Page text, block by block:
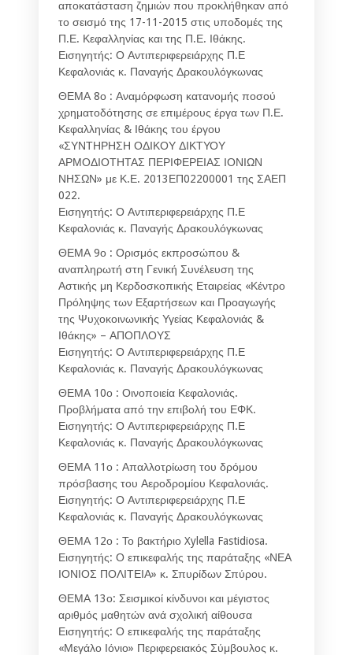
αποκατάσταση ζημιών που προκλήθηκαν από
το σεισμό της 17-11-2015 στις υποδομές της
Π.Ε. Κεφαλληνίας και της Π.Ε. Ιθάκης.
Εισηγητής: Ο Αντιπεριφερειάρχης Π.Ε
Κεφαλονιάς κ. Παναγής Δρακουλόγκωνας
ΘΕΜΑ 8ο : Αναμόρφωση κατανομής ποσού
χρηματοδότησης σε επιμέρους έργα των Π.Ε.
Κεφαλληνίας & Ιθάκης του έργου
«ΣΥΝΤΗΡΗΣΗ ΟΔΙΚΟΥ ΔΙΚΤΥΟΥ
ΑΡΜΟΔΙΟΤΗΤΑΣ ΠΕΡΙΦΕΡΕΙΑΣ ΙΟΝΙΩΝ
ΝΗΣΩΝ» με Κ.Ε. 2013ΕΠ02200001 της ΣΑΕΠ
022.
Εισηγητής: Ο Αντιπεριφερειάρχης Π.Ε
Κεφαλονιάς κ. Παναγής Δρακουλόγκωνας
ΘΕΜΑ 9ο : Ορισμός εκπροσώπου &
αναπληρωτή στη Γενική Συνέλευση της
Αστικής μη Κερδοσκοπικής Εταιρείας «Κέντρο
Πρόληψης των Εξαρτήσεων και Προαγωγής
της Ψυχοκοινωνικής Υγείας Κεφαλονιάς &
Ιθάκης» – ΑΠΟΠΛΟΥΣ
Εισηγητής: Ο Αντιπεριφερειάρχης Π.Ε
Κεφαλονιάς κ. Παναγής Δρακουλόγκωνας
ΘΕΜΑ 10ο : Οινοποιεία Κεφαλονιάς.
Προβλήματα από την επιβολή του ΕΦΚ.
Εισηγητής: Ο Αντιπεριφερειάρχης Π.Ε
Κεφαλονιάς κ. Παναγής Δρακουλόγκωνας
ΘΕΜΑ 11ο : Απαλλοτρίωση του δρόμου
πρόσβασης του Αεροδρομίου Κεφαλονιάς.
Εισηγητής: Ο Αντιπεριφερειάρχης Π.Ε
Κεφαλονιάς κ. Παναγής Δρακουλόγκωνας
ΘΕΜΑ 12ο : Το βακτήριο Xylella Fastidiosa.
Εισηγητής: Ο επικεφαλής της παράταξης «ΝΕΑ
ΙΟΝΙΟΣ ΠΟΛΙΤΕΙΑ» κ. Σπυρίδων Σπύρου.
ΘΕΜΑ 13ο: Σεισμικοί κίνδυνοι και μέγιστος
αριθμός μαθητών ανά σχολική αίθουσα
Εισηγητής: Ο επικεφαλής της παράταξης
«Μεγάλο Ιόνιο» Περιφερειακός Σύμβουλος κ.